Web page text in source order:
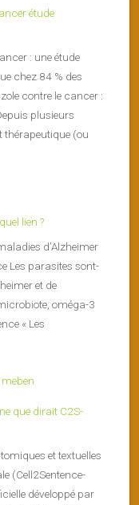
étude
: une étude
chez 84 % des
contre le cancer :
plusieurs
thérapeutique (ou
lien ?
d’Alzheimer
Les parasites sont-
et de
oméga-3
« Les
que dirait C2S-
et textuelles
(Cell2Sentence-
développé par